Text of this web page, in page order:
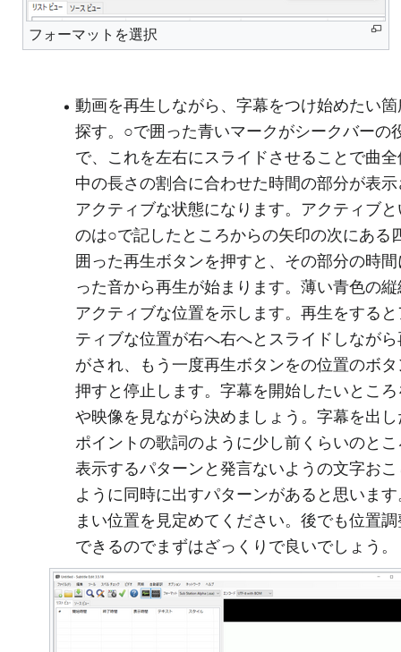
フォーマットを選択
動画を再生しながら、字幕をつけ始めたい
探す。○で囲った青いマークがシークバーの
で、これを左右にスライドさせることで曲
中の長さの割合に合わせた時間の部分が表
アクティブな状態になります。アクティブ
のは○で記したところからの矢印の次にある
囲った再生ボタンを押すと、その部分の時
った音から再生が始まります。薄い青色の
アクティブな位置を示します。再生をする
ティブな位置が右へ右へとスライドしなが
がされ、もう一度再生ボタンをの位置のボ
押すと停止します。字幕を開始したいとこ
や映像を見ながら決めましょう。字幕を出
ポイントの歌詞のように少し前くらいのと
表示するパターンと発言ないようの文字お
ように同時に出すパターンがあると思いま
まい位置を見定めてください。後でも位置
できるのでまずはざっくりで良いでしょう。